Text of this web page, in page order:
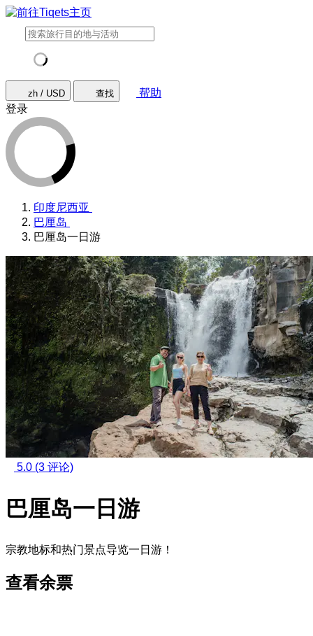
zh / USD 查找
帮助
登录
印度尼西亚
巴厘岛
巴厘岛一日游
5.0 (3 评论)
巴厘岛一日游
宗教地标和热门景点导览一日游！
查看余票